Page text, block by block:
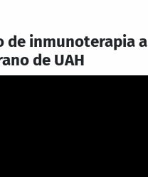
de inmunoterapia a
de UAH